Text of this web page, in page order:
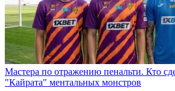
Мастера по отражению пенальти. Кто
"Кайрата" ментальных монстров